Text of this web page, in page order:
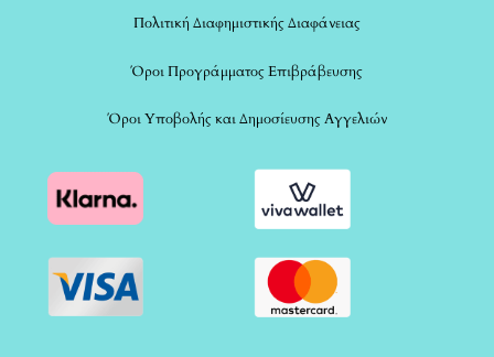
Πολιτική Διαφημιστικής Διαφάνειας
Όροι Προγράμματος Επιβράβευσης
Όροι Υποβολής και Δημοσίευσης Αγγελιών